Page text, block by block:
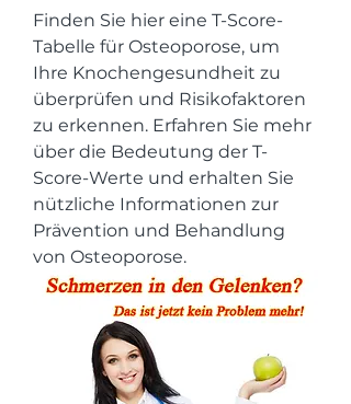
Finden Sie hier eine T-Score-
Tabelle für Osteoporose, um
Ihre Knochengesundheit zu
überprüfen und Risikofaktoren
zu erkennen. Erfahren Sie mehr
über die Bedeutung der T-
Score-Werte und erhalten Sie
nützliche Informationen zur
Prävention und Behandlung
von Osteoporose.